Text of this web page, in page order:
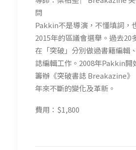
問
Pakkin不是導演，不懂填詞，
2015年的區議會選舉。過去20
在「突破」分別做過書籍編輯
誌編輯工作。2008年Pakkin開
籌辦《突破書誌 Breakazine
年來不斷的變化及革新。
費用：$1,800